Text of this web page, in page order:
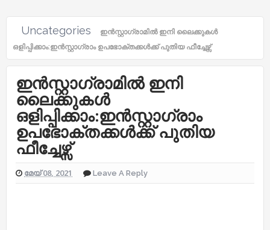
Uncategories
ഇൻസ്റ്റാഗ്രാമിൽ ഇനി ലൈക്കുകൾ
ഒളിപ്പിക്കാം:ഇൻസ്റ്റാഗ്രാം ഉപഭോക്തക്കൾക്ക് പുതിയ ഫീച്ചേഴ്സ്
ഇൻസ്റ്റാഗ്രാമിൽ ഇനി
ലൈക്കുകൾ
ഒളിപ്പിക്കാം:ഇൻസ്റ്റാഗ്രാം
ഉപഭോക്തക്കൾക്ക് പുതിയ
ഫീച്ചേഴ്സ്
മേയ് 08, 2021 Leave A Reply